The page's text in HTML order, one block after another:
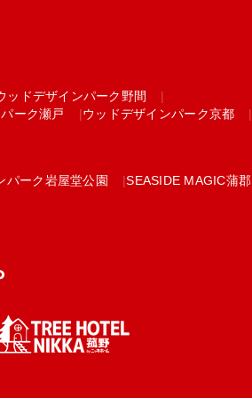
ッドデザインパーク野間
ーク瀬戸
ウッドデザインパーク京都
パーク岩屋堂公園
SEASIDE MAGIC蒲郡